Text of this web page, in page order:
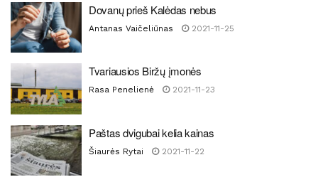
Dovanų prieš Kalėdas nebus
Antanas Vaičeliūnas 2021-11-25
Tvariausios Biržų įmonės
Rasa Penelienė 2021-11-23
Paštas dvigubai kelia kainas
Šiaurės Rytai 2021-11-22